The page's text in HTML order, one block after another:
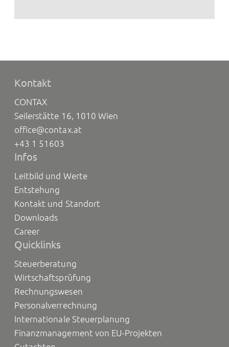
Kontakt
CONTAX
Seilerstätte 16, 1010 Wien
office@contax.at
+43 1 51603
Infos
Leitbild und Werte
Entstehung
Kontakt und Standort
Downloads
Career
Quicklinks
Steuerberatung
Wirtschaftsprüfung
Rechnungswesen
Personalverrechnung
Internationale Steuerplanung
Finanzmanagement von EU-Projekten